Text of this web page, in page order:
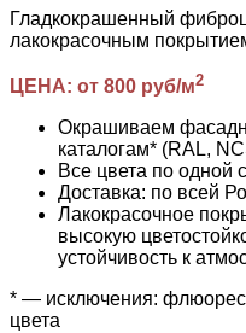
Гладкокрашенный
лакокрасочным
ЦЕНА: от 800 руб/м2
Окрашиваем
каталогам* (RAL,
Все цвета по одной
Доставка: по всей
Лакокрасочное
высокую
устойчивость к
* — исключения:
цвета